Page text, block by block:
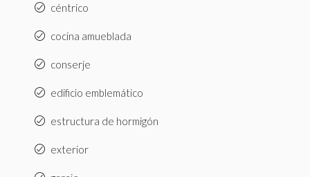
céntrico
cocina amueblada
conserje
edificio emblemático
estructura de hormigón
exterior